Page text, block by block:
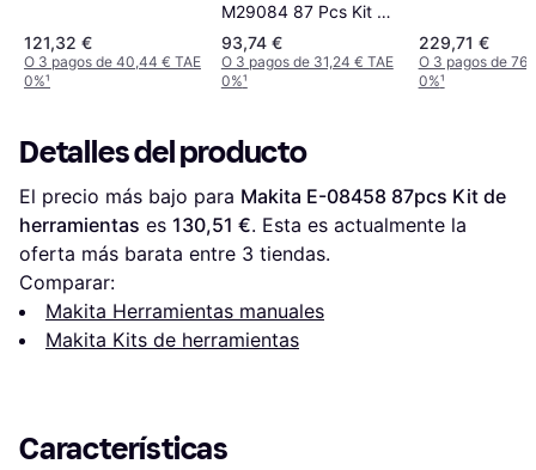
121,32 €
O 3 pagos de 40,44 € TAE
0%¹
M29084 87 Pcs Kit de
herramientas
93,74 €
O 3 pagos de 31,24 € TAE
0%¹
229,71 €
O 3 pagos de
0%¹
Detalles del producto
El precio más bajo para Makita E-08458 87pcs Kit de
herramientas es 130,51 €. Esta es actualmente la
oferta más barata entre 3 tiendas.
Comparar:
Makita Herramientas manuales
Makita Kits de herramientas
Características